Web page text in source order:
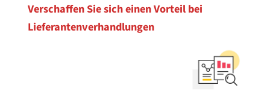
Verschaffen Sie sich einen Vorteil bei
Lieferantenverhandlungen